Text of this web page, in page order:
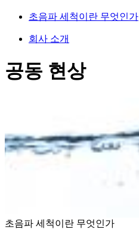
초음파 세척이란 무엇인가
회사 소개
공동 현상
초음파 세척이란 무엇인가